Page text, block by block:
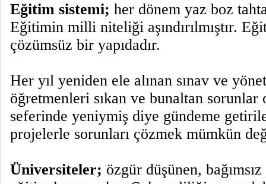
Eğitim sistemi; her dönem yaz boz
Eğitimin milli niteliği aşındırılmıştır.
çözümsüz bir yapıdadır.
Her yıl yeniden ele alınan sınav ve
öğretmenleri sıkan ve bunaltan sorunlar
seferinde yeniymiş diye gündeme
projelerle sorunları çözmek mümkün
Üniversiteler; özgür düşünen,